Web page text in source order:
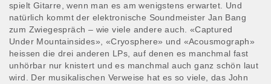
spielt Gitarre, wenn man es am wenigstens erwartet. Und
natürlich kommt der elektronische Soundmeister Jan Bang
zum Zwiegespräch – wie viele andere auch. «Captured
Under Mountainsides», «Cryosphere» und «Acousmograph»
heissen die drei anderen LPs, auf denen es manchmal fast
unhörbar nur knistert und es manchmal auch ganz schön laut
wird. Der musikalischen Verweise hat es so viele, das John